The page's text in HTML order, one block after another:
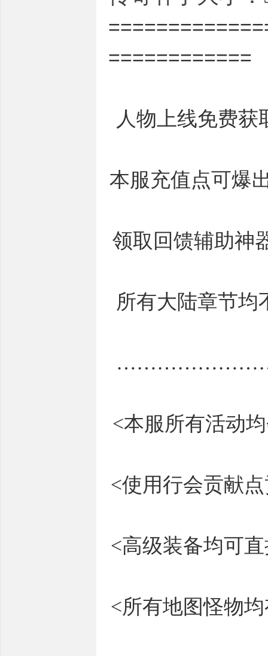
============
人物上线免费
本服充值点可爆
领取回馈辅助神
所有大陆章节均
<本服所有活动
<使用行会贡献
<高级装备均可
<所有地图怪物